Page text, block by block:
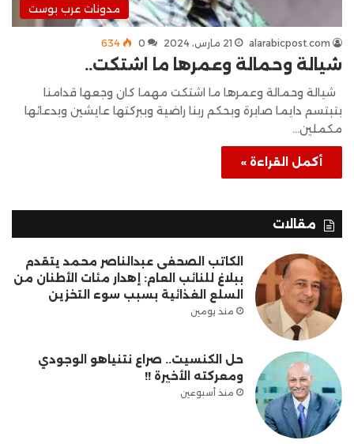
مدونات عرب بوست
alarabicpost.com 21 مارس، 2024 0
634
شيالة وحمالة وعمرها ما اشتكت..
شيالة وحمالة وعمرها ما اشتكت مهما كان وجعها قدامنا
بتبتسم دايما صابرة وبحكم ربنا راضية وببركتها عايشين وبدعائها
مكملين…
أكمل القراءة »
مقالات
الكاتب الصحفى عبدالناصر محمد يتقدم
ببلاغ للنائب العام: إهدار مئات الأطنان من
السلع الغذائية بسبب سوء التخزين
منذ يومين
حل الكنسيت.. صراع نتنياهو الوجودي
ومعركته الأخيرة !!
منذ أسبوعين